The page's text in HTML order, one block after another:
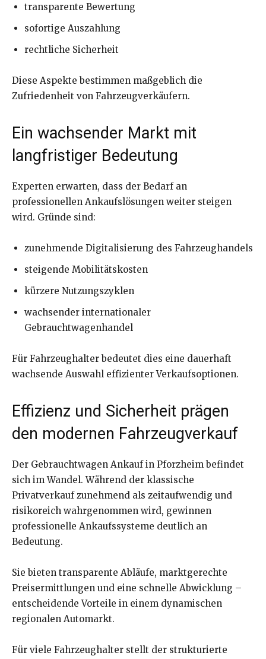
transparente Bewertung
sofortige Auszahlung
rechtliche Sicherheit
Diese Aspekte bestimmen maßgeblich die
Zufriedenheit von Fahrzeugverkäufern.
Ein wachsender Markt mit
langfristiger Bedeutung
Experten erwarten, dass der Bedarf an
professionellen Ankaufslösungen weiter steigen
wird. Gründe sind:
zunehmende Digitalisierung des Fahrzeughandels
steigende Mobilitätskosten
kürzere Nutzungszyklen
wachsender internationaler
Gebrauchtwagenhandel
Für Fahrzeughalter bedeutet dies eine dauerhaft
wachsende Auswahl effizienter Verkaufsoptionen.
Effizienz und Sicherheit prägen
den modernen Fahrzeugverkauf
Der Gebrauchtwagen Ankauf in Pforzheim befindet
sich im Wandel. Während der klassische
Privatverkauf zunehmend als zeitaufwendig und
risikoreich wahrgenommen wird, gewinnen
professionelle Ankaufssysteme deutlich an
Bedeutung.
Sie bieten transparente Abläufe, marktgerechte
Preisermittlungen und eine schnelle Abwicklung –
entscheidende Vorteile in einem dynamischen
regionalen Automarkt.
Für viele Fahrzeughalter stellt der strukturierte